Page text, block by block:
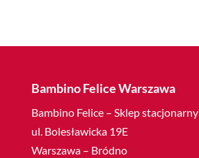
Bambino Felice Warszawa
Bambino Felice – Sklep stacjonarny
ul. Bolesławicka 19E
Warszawa – Bródno